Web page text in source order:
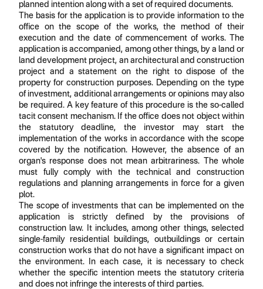
planned intention along with a set of required documents.
The basis for the application is to provide information to the
office on the scope of the works, the method of their
execution and the date of commencement of works. The
application is accompanied, among other things, by a land or
land development project, an architectural and construction
project and a statement on the right to dispose of the
property for construction purposes. Depending on the type
of investment, additional arrangements or opinions may also
be required. A key feature of this procedure is the so-called
tacit consent mechanism. If the office does not object within
the statutory deadline, the investor may start the
implementation of the works in accordance with the scope
covered by the notification. However, the absence of an
organ's response does not mean arbitrariness. The whole
must fully comply with the technical and construction
regulations and planning arrangements in force for a given
plot.
The scope of investments that can be implemented on the
application is strictly defined by the provisions of
construction law. It includes, among other things, selected
single-family residential buildings, outbuildings or certain
construction works that do not have a significant impact on
the environment. In each case, it is necessary to check
whether the specific intention meets the statutory criteria
and does not infringe the interests of third parties.